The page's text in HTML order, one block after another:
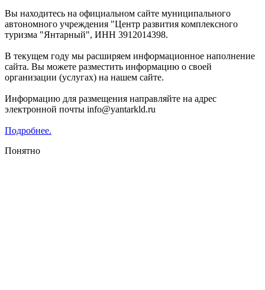
Вы находитесь на официальном сайте муниципального
автономного учреждения "Центр развития комплексного
туризма "Янтарный", ИНН 3912014398.
В текущем году мы расширяем информационное наполнение
сайта. Вы можете разместить информацию о своей
организации (услугах) на нашем сайте.
Информацию для размещения направляйте на адрес
электронной почты info@yantarkld.ru
Подробнее.
Понятно